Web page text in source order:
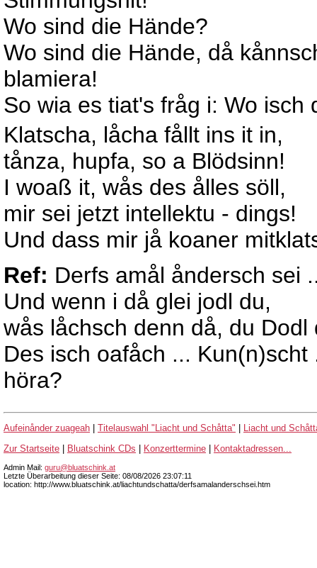
Wo sind die Hände?
Wo sind die Hände, då
blamiera!
So wia es tiat's fråg i: Wo isch
Klatscha, låcha fållt ins it in,
tånza, hupfa, so a Blödsinn!
I woaß it, wås des ålles söll,
mir sei jetzt intellektu - dings!
Und dass mir jå koaner
Ref: Derfs amål åndersch sei
Und wenn i då glei jodl du,
wås låchsch denn då, du Dodl
Des isch oafåch ... Kun(n)scht
höra?
Aufeinånder zuageah Titelauswahl "Liacht und Schåtta"
Liacht und
Zur Startseite | Bluatschink CDs | Konzerttermine | Kontaktadressen...
Admin Mail: guru@bluatschink.at
Letzte Überarbeitung dieser Seite: 08/08/2026 23:07:11
location: http://www.bluatschink.at/liachtundschatta/derfsamalanderschsei.htm